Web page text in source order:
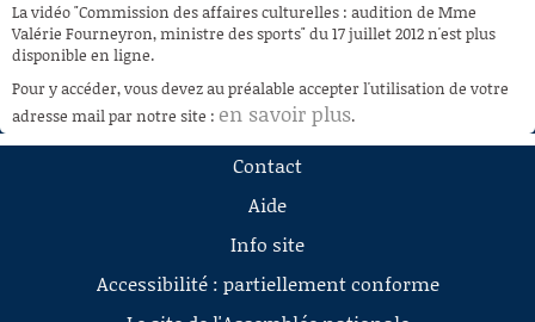
À LA DEMANDE
RECHERCHE
AIDE À LA DÉCOUPE
DE VIDÉOS
La vidéo "Commission des affaires culturelles : audition de Mme
Valérie Fourneyron, ministre des sports" du 17 juillet 2012 n'est plus
disponible en ligne.
Pour y accéder, vous devez au préalable accepter l'utilisation de votre
adresse mail par notre site : en savoir plus.
Contact
Aide
Info site
Accessibilité : partiellement conforme